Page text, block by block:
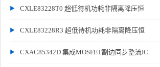
CXLE83228T0 超低待机功耗非隔离降压恒
CXLE83228R3 超低待机功耗非隔离降压恒
CXAC85342D 集成MOSFET副边同步整流IC